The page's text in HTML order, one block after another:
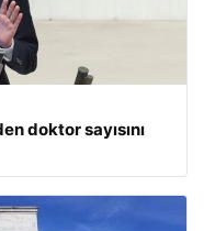
doktor sayısını